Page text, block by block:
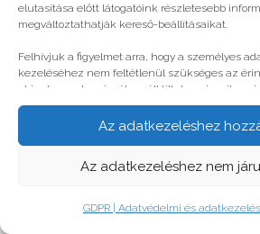
elutasítása előtt látogatóink részletesebb
megváltoztathatják kereső-beállításaikat.
Felhívjuk a figyelmet arra, hogy a személyes
kezeléséhez nem feltétlenül szükséges az
akinek azonban jogában áll tiltakozni az ilyen
A beállítások csak erre a weboldalra
visszatérve vagy az ADATKEZELÉSI
Az adatkezeléshez
Az adatkezeléshez nem
GDPR | Adatvédelmi és